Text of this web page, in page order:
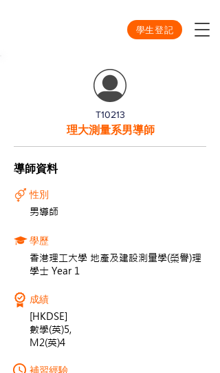
學生登記
T10213
理大測量系男導師
導師資料
性別
男導師
學歷
香港理工大學 地產及建設測量學(榮譽)理
學士 Year 1
成績
[HKDSE]
數學(英)5,
M2(英)4
補習經驗